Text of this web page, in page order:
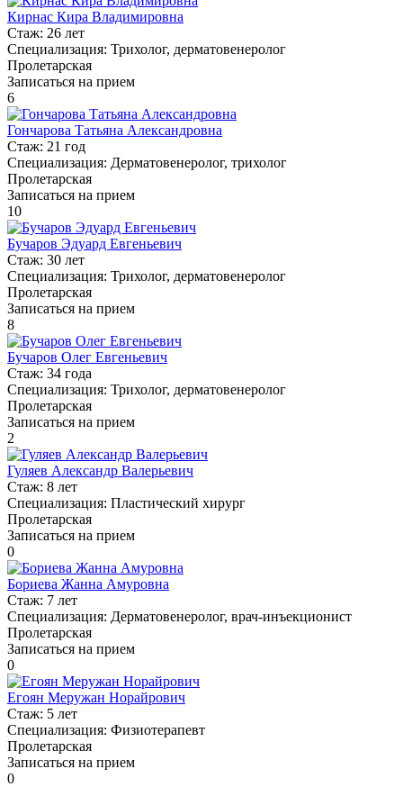
Кирнас Кира Владимировна
Стаж: 26 лет
Специализация: Трихолог, дерматовенеролог
Пролетарская
Записаться на прием
6
Гончарова Татьяна Александровна
Стаж: 21 год
Специализация: Дерматовенеролог, трихолог
Пролетарская
Записаться на прием
10
Бучаров Эдуард Евгеньевич
Стаж: 30 лет
Специализация: Трихолог, дерматовенеролог
Пролетарская
Записаться на прием
8
Бучаров Олег Евгеньевич
Стаж: 34 года
Специализация: Трихолог, дерматовенеролог
Пролетарская
Записаться на прием
2
Гуляев Александр Валерьевич
Стаж: 8 лет
Специализация: Пластический хирург
Пролетарская
Записаться на прием
0
Бориева Жанна Амуровна
Стаж: 7 лет
Специализация: Дерматовенеролог, врач-инъекционист
Пролетарская
Записаться на прием
0
Егоян Меружан Норайрович
Стаж: 5 лет
Специализация: Физиотерапевт
Пролетарская
Записаться на прием
0